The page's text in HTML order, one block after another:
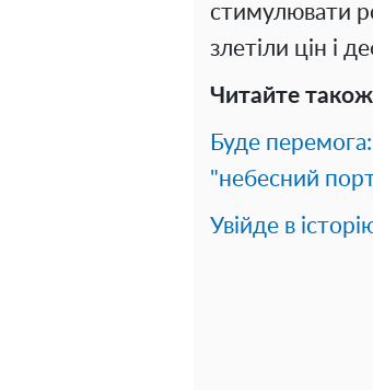
стимулювати
злетіли цін і
Читайте
Буде перемога:
"небесний
Увійде в